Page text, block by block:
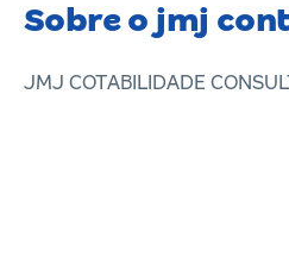
Sobre o jmj
JMJ COTABILIDADE